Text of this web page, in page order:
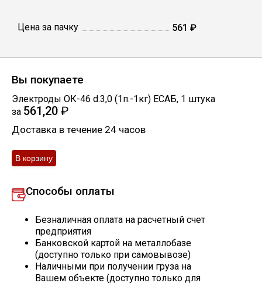
Квадрат
Полоса
Катанка
Круг
Винтовые сваи
Столбы заборные
Сетка кладочная
Цена за пачку 561 ₽
Вы покупаете
Электроды ОК-46 d.3,0 (1п.-1кг) EСАБ, 1 штука
за 561,20 ₽
Доставка в течение 24 часов
Способы оплаты
Безналичная оплата на расчетный счет
предприятия
Банковской картой на металлобазе
(доступно только при самовывозе)
Наличными при получении груза на
Вашем объекте (доступно только для